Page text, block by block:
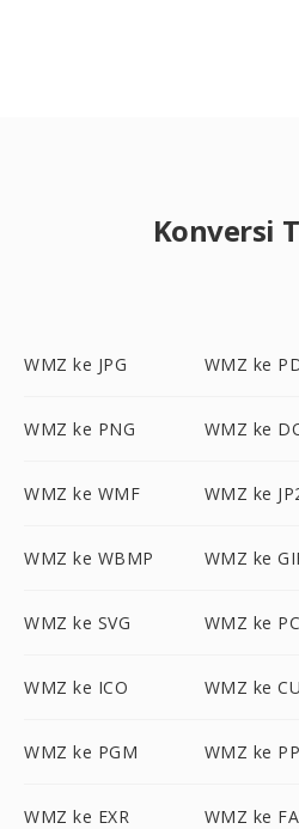
Konversi
WMZ ke JPG WMZ ke
WMZ ke PNG WMZ ke
WMZ ke WMF WMZ ke
WMZ ke WBMP WMZ ke
WMZ ke SVG WMZ ke
WMZ ke ICO WMZ ke
WMZ ke PGM WMZ ke
WMZ ke EXR WMZ ke